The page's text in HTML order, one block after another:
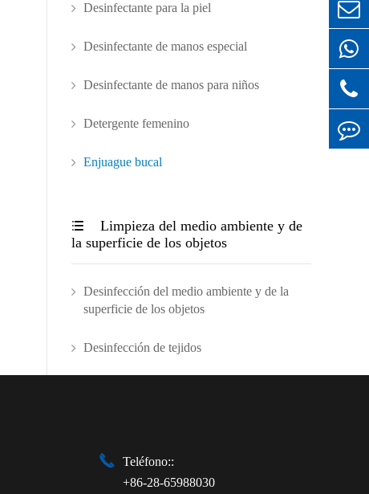
Desinfectante para la piel
Desinfectante de manos especial
Desinfectante de manos para niños
Detergente femenino
Enjuague bucal

Limpieza del medio ambiente y de
la superficie de los objetos
Desinfección del medio ambiente y de la
superficie de los objetos
Desinfección de tejidos

Teléfono::
+86-28-65988030